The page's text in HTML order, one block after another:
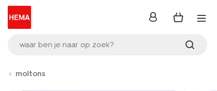
waar ben je naar op zoek?
inloggen
moltons